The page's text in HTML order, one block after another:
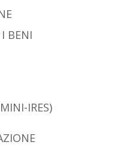
BENI
-IRES)